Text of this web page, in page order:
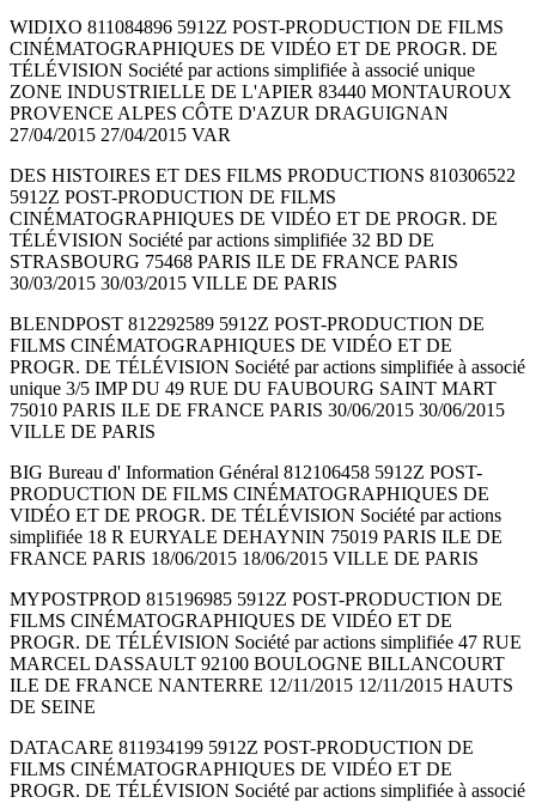
WIDIXO 811084896 5912Z POST-PRODUCTION DE FILMS
CINÉMATOGRAPHIQUES DE VIDÉO ET DE PROGR. DE
TÉLÉVISION Société par actions simplifiée à associé unique
ZONE INDUSTRIELLE DE L'APIER 83440 MONTAUROUX
PROVENCE ALPES CÔTE D'AZUR DRAGUIGNAN
27/04/2015 27/04/2015 VAR
DES HISTOIRES ET DES FILMS PRODUCTIONS 810306522
5912Z POST-PRODUCTION DE FILMS
CINÉMATOGRAPHIQUES DE VIDÉO ET DE PROGR. DE
TÉLÉVISION Société par actions simplifiée 32 BD DE
STRASBOURG 75468 PARIS ILE DE FRANCE PARIS
30/03/2015 30/03/2015 VILLE DE PARIS
BLENDPOST 812292589 5912Z POST-PRODUCTION DE
FILMS CINÉMATOGRAPHIQUES DE VIDÉO ET DE
PROGR. DE TÉLÉVISION Société par actions simplifiée à associé
unique 3/5 IMP DU 49 RUE DU FAUBOURG SAINT MART
75010 PARIS ILE DE FRANCE PARIS 30/06/2015 30/06/2015
VILLE DE PARIS
BIG Bureau d' Information Général 812106458 5912Z POST-
PRODUCTION DE FILMS CINÉMATOGRAPHIQUES DE
VIDÉO ET DE PROGR. DE TÉLÉVISION Société par actions
simplifiée 18 R EURYALE DEHAYNIN 75019 PARIS ILE DE
FRANCE PARIS 18/06/2015 18/06/2015 VILLE DE PARIS
MYPOSTPROD 815196985 5912Z POST-PRODUCTION DE
FILMS CINÉMATOGRAPHIQUES DE VIDÉO ET DE
PROGR. DE TÉLÉVISION Société par actions simplifiée 47 RUE
MARCEL DASSAULT 92100 BOULOGNE BILLANCOURT
ILE DE FRANCE NANTERRE 12/11/2015 12/11/2015 HAUTS
DE SEINE
DATACARE 811934199 5912Z POST-PRODUCTION DE
FILMS CINÉMATOGRAPHIQUES DE VIDÉO ET DE
PROGR. DE TÉLÉVISION Société par actions simplifiée à associé